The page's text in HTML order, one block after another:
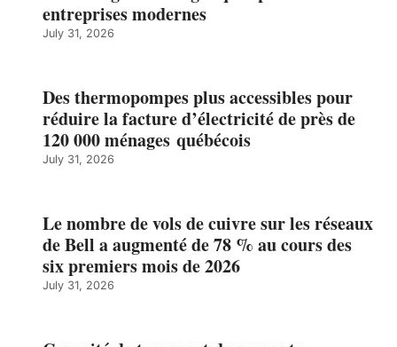
entreprises modernes
July 31, 2026
Des thermopompes plus accessibles pour
réduire la facture d’électricité de près de
120 000 ménages québécois
July 31, 2026
Le nombre de vols de cuivre sur les réseaux
de Bell a augmenté de 78 % au cours des
six premiers mois de 2026
July 31, 2026